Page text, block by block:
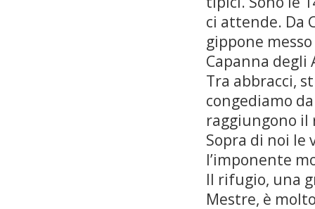
ci attende. Da
gippone
Capanna
Tra abbracci,
congediamo
raggiungono il
Sopra di noi le
l’imponente
Il rifugio, una
Mestre, è